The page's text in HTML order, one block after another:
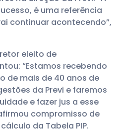
é uma referência
continuar acontecendo”,
eleito de
“Estamos recebendo
de mais de 40 anos de
da Previ e faremos
e fazer jus a esse
compromisso de
da Tabela PIP.